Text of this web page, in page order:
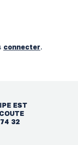
connecter.
EST
32